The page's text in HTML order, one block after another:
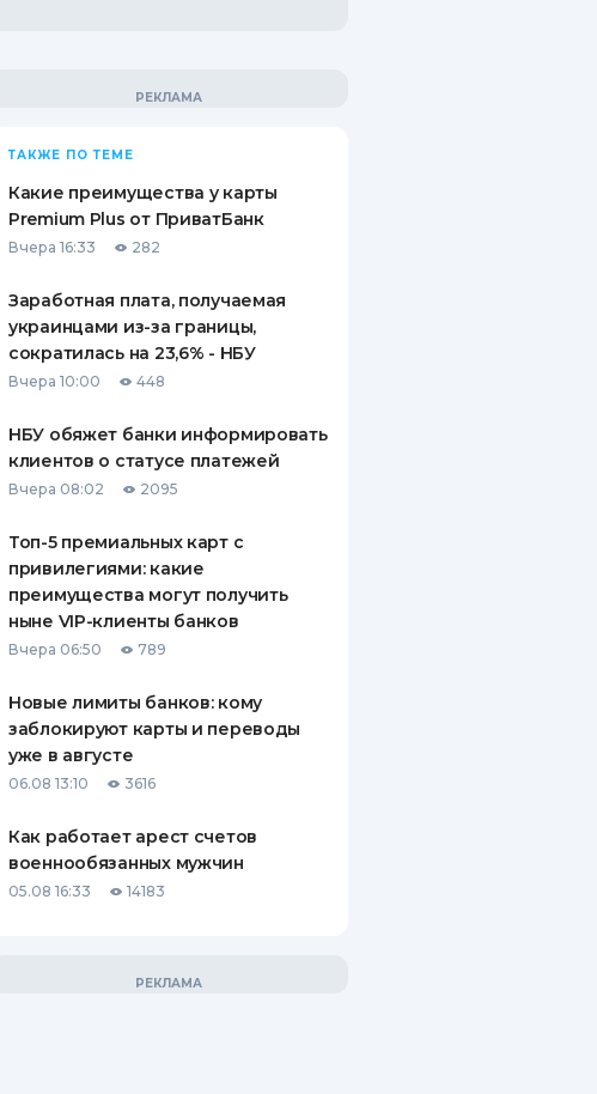
ТАКЖЕ ПО ТЕМЕ
Какие преимущества у карты
Premium Plus от ПриватБанк
Вчера 16:33 282
Заработная плата, получаемая
украинцами из-за границы,
сократилась на 23,6% - НБУ
Вчера 10:00 448
НБУ обяжет банки информировать
клиентов о статусе платежей
Вчера 08:02 2095
Топ-5 премиальных карт с
привилегиями: какие
преимущества могут получить
ныне VIP-клиенты банков
Вчера 06:50 789
Новые лимиты банков: кому
заблокируют карты и переводы
уже в августе
06.08 13:10 3616
Как работает арест счетов
военнообязанных мужчин
05.08 16:33 14183